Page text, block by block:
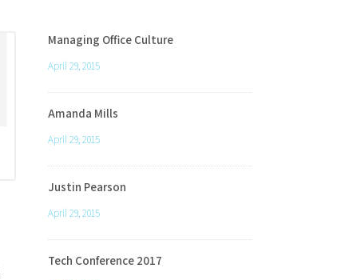
Managing Office Culture
April 29, 2015
Amanda Mills
April 29, 2015
Justin Pearson
April 29, 2015
Tech Conference 2017